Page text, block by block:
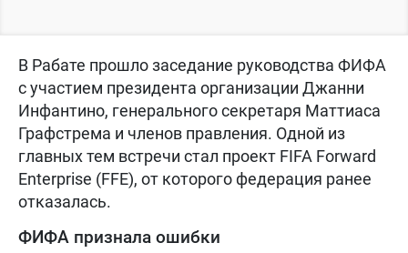
В Рабате прошло заседание руководства ФИФА
с участием президента организации Джанни
Инфантино, генерального секретаря Маттиаса
Графстрема и членов правления. Одной из
главных тем встречи стал проект FIFA Forward
Enterprise (FFE), от которого федерация ранее
отказалась.
ФИФА признала ошибки